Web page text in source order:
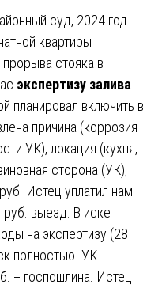
суд, 2024 год.
квартиры
стояка в
экспертизу залива
планировал включить в
причина (коррозия
УК), локация (кухня,
сторона (УК),
Истец уплатил нам
выезд. В иске
на экспертизу (28
полностью. УК
+ госпошлина. Истец